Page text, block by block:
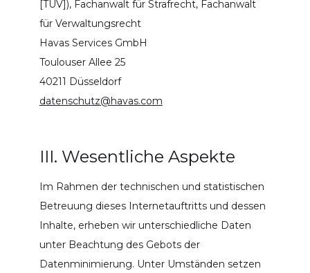
[TÜV]), Fachanwalt für Strafrecht, Fachanwalt
für Verwaltungsrecht
Havas Services GmbH
Toulouser Allee 25
40211 Düsseldorf
datenschutz@havas.com
III. Wesentliche Aspekte
Im Rahmen der technischen und statistischen
Betreuung dieses Internetauftritts und dessen
Inhalte, erheben wir unterschiedliche Daten
unter Beachtung des Gebots der
Datenminimierung. Unter Umständen setzen